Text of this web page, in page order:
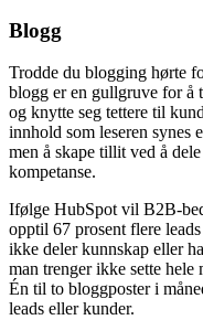
Blogg
Trodde du blogging hørte
blogg er en gullgruve for å
og knytte seg tettere til
innhold som leseren synes
men å skape tillit ved å
kompetanse.
Ifølge HubSpot vil B2B-
opptil 67 prosent flere
ikke deler kunnskap eller
man trenger ikke sette hele
Én til to bloggposter i
leads eller kunder.